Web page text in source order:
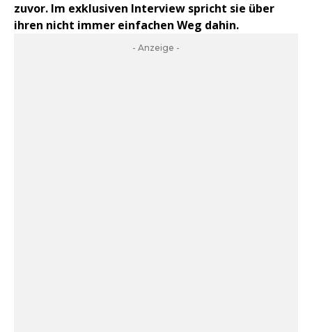
zuvor. Im exklusiven Interview spricht sie über
ihren nicht immer einfachen Weg dahin.
- Anzeige -